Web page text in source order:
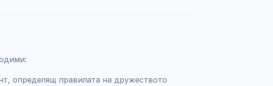
определящ правилата на дружеството